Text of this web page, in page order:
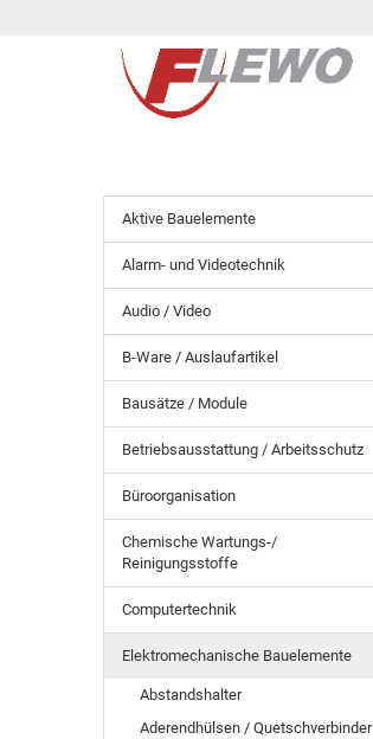
Aktive Bauelemente
Alarm- und Videotechnik
Audio / Video
B-Ware / Auslaufartikel
Bausätze / Module
Betriebsausstattung / Arbeitsschutz
Büroorganisation
Chemische Wartungs-/
Reinigungsstoffe
Computertechnik
Elektromechanische Bauelemente
Abstandshalter
Aderendhülsen / Quetschverbinder